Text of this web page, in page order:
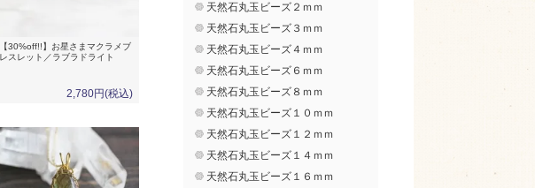
【30%off!!】お星さまマクラメブ
レスレット／ラブラドライト
2,780円(税込)
天然石丸玉ビーズ２ｍｍ
天然石丸玉ビーズ３ｍｍ
天然石丸玉ビーズ４ｍｍ
天然石丸玉ビーズ６ｍｍ
天然石丸玉ビーズ８ｍｍ
天然石丸玉ビーズ１０ｍｍ
天然石丸玉ビーズ１２ｍｍ
天然石丸玉ビーズ１４ｍｍ
天然石丸玉ビーズ１６ｍｍ